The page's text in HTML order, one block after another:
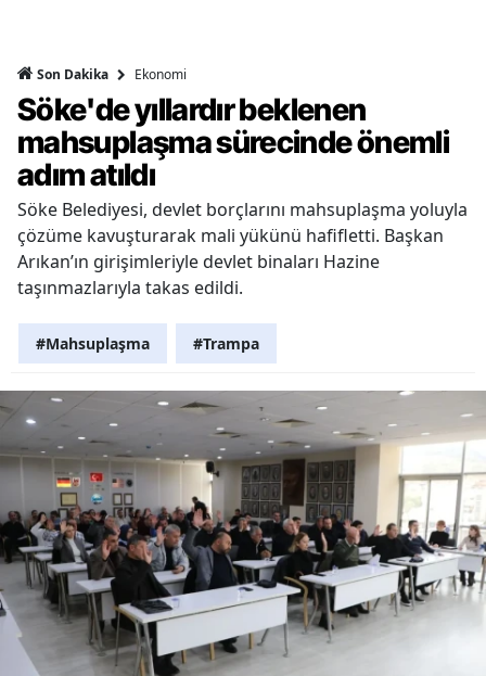
Son Dakika Ekonomi
Söke'de yıllardır beklenen
mahsuplaşma sürecinde önemli
adım atıldı
Söke Belediyesi, devlet borçlarını mahsuplaşma yoluyla
çözüme kavuşturarak mali yükünü hafifletti. Başkan
Arıkan’ın girişimleriyle devlet binaları Hazine
taşınmazlarıyla takas edildi.
#Mahsuplaşma #Trampa